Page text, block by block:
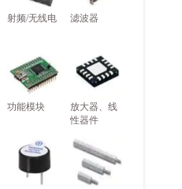
射频/无线电 滤波器
功能模块
放大器、线
性器件